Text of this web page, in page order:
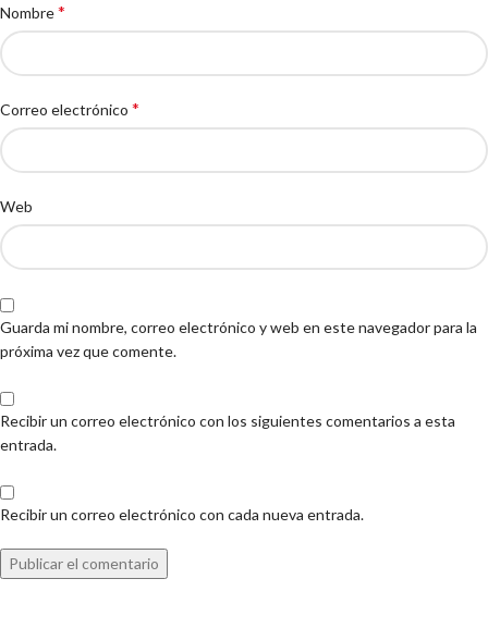
Nombre*
Correo electrónico *
Web
Guarda mi nombre, correo electrónico y web en este navegador para la
próxima vez que comente.
Recibir un correo electrónico con los siguientes comentarios a esta
entrada.
Recibir un correo electrónico con cada nueva entrada.